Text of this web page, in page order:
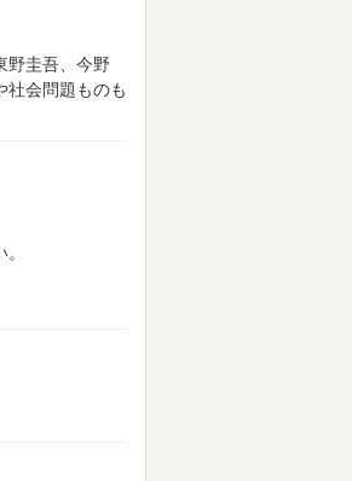
野圭吾、今野
社会問題ものも